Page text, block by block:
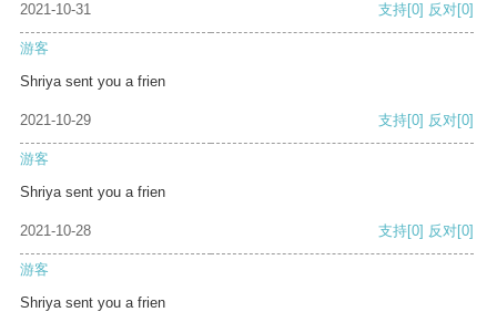
2021-10-31 支持[0] 反对[0]
游客
Shriya sent you a frien
2021-10-29 支持[0] 反对[0]
游客
Shriya sent you a frien
2021-10-28 支持[0] 反对[0]
游客
Shriya sent you a frien